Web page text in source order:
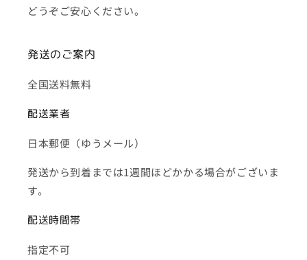
どうぞご安心ください。
発送のご案内
全国送料無料
配送業者
日本郵便（ゆうメール）
発送から到着までは1週間ほどかかる場合がございま
す。
配送時間帯
指定不可